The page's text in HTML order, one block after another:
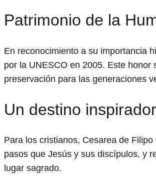
Patrimonio de la
En reconocimiento a su importancia
por la UNESCO en 2005. Este
preservación para las generaciones
Un destino
Para los cristianos, Cesarea de
pasos que Jesús y sus discípulos, y
lugar sagrado.